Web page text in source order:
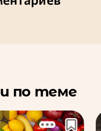
по теме